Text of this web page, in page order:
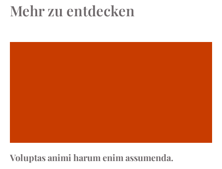
Mehr zu entdecken
Voluptas animi harum enim assumenda.